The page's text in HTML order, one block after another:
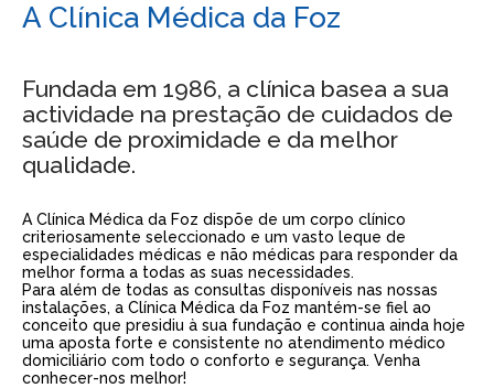
A Clínica Médica da Foz
Fundada em 1986, a clínica basea a sua
actividade na prestação de cuidados de
saúde de proximidade e da melhor
qualidade.
A Clínica Médica da Foz dispõe de um corpo clínico
criteriosamente seleccionado e um vasto leque de
especialidades médicas e não médicas para responder da
melhor forma a todas as suas necessidades.
Para além de todas as consultas disponíveis nas nossas
instalações, a Clínica Médica da Foz mantém-se fiel ao
conceito que presidiu à sua fundação e continua ainda hoje
uma aposta forte e consistente no atendimento médico
domiciliário com todo o conforto e segurança. Venha
conhecer-nos melhor!